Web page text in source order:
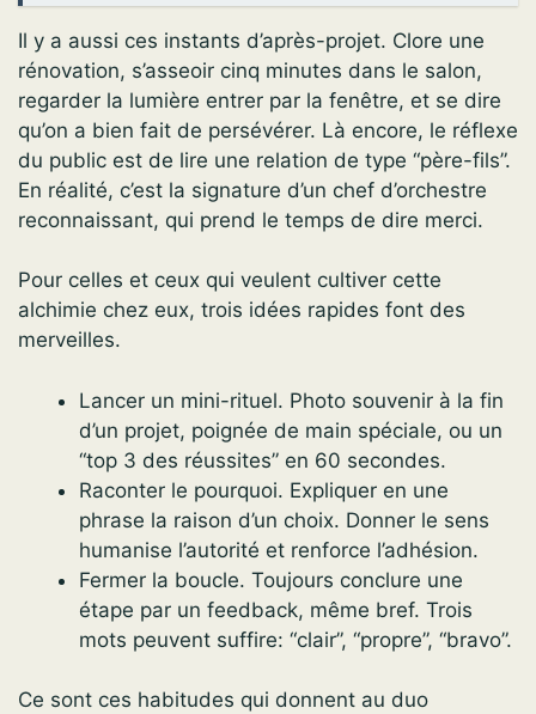
Il y a aussi ces instants d’après-projet. Clore une
rénovation, s’asseoir cinq minutes dans le salon,
regarder la lumière entrer par la fenêtre, et se dire
qu’on a bien fait de persévérer. Là encore, le réflexe
du public est de lire une relation de type “père-fils”.
En réalité, c’est la signature d’un chef d’orchestre
reconnaissant, qui prend le temps de dire merci.
Pour celles et ceux qui veulent cultiver cette
alchimie chez eux, trois idées rapides font des
merveilles.
Lancer un mini-rituel. Photo souvenir à la fin
d’un projet, poignée de main spéciale, ou un
“top 3 des réussites” en 60 secondes.
Raconter le pourquoi. Expliquer en une
phrase la raison d’un choix. Donner le sens
humanise l’autorité et renforce l’adhésion.
Fermer la boucle. Toujours conclure une
étape par un feedback, même bref. Trois
mots peuvent suffire: “clair”, “propre”, “bravo”.
Ce sont ces habitudes qui donnent au duo